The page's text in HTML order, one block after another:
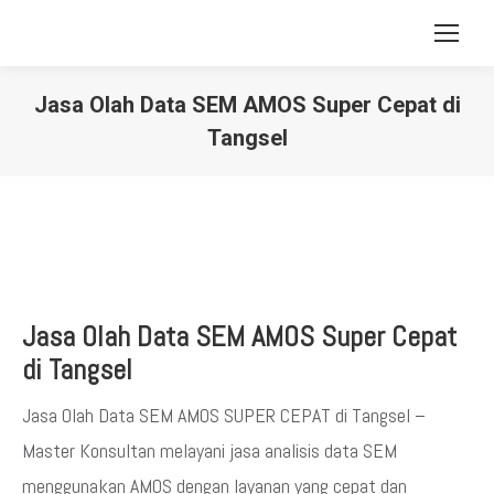
Jasa Olah Data SEM AMOS Super Cepat di
Tangsel
Jasa Olah Data SEM AMOS Super Cepat
di Tangsel
Jasa Olah Data SEM AMOS SUPER CEPAT di Tangsel –
Master Konsultan melayani jasa analisis data SEM
menggunakan AMOS dengan layanan yang cepat dan